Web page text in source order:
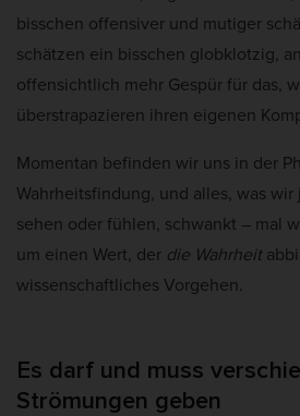
bisschen offensiver und mutiger
schätzen ein bisschen globklotzig,
offensichtlich mehr Gespür für das,
überstrapazieren ihren eigenen
Momentan befinden wir uns in der
Wahrheitsfindung, und alles, was
sehen oder fühlen, schwankt – mal
um einen Wert, der die Wahrheit
wissenschaftliches Vorgehen.
Es darf und muss
Strömungen geben